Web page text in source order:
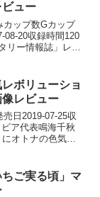
ビュー
カップ数Gカップ
08-20収録時間120
リー情報誌」レギ
ボリューショ
レビュー
日2019-07-25収
ア代表鳴海千秋
オトナの色気が
ご実る頃」マ